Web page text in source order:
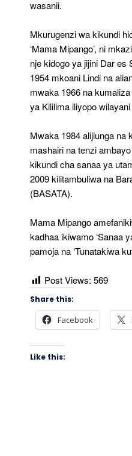
wasanii.
Mkurugenzi wa kikundi
‘Mama Mipango’, ni
nje kidogo ya jijini Dar
1954 mkoani Lindi na
mwaka 1966 na
ya Kililima iliyopo
Mwaka 1984 alijiunga na
mashairi na tenzi
kikundi cha sanaa ya
2009 kilitambuliwa na
(BASATA).
Mama Mipango
kadhaa ikiwamo ‘Sanaa
pamoja na ‘Tunatakiwa
Post Views: 569
Share this:
Facebook
Like this: